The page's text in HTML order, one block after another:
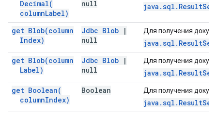
Decimal(
columnLabel)
null
get Blob(column
Index)
Jdbc Blob
|
null
Для получения
get Blob(column
Label)
Jdbc Blob
|
null
Для получения
get Boolean(
columnIndex)
Boolean Для получения